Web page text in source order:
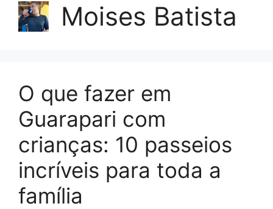
Moises Batista
O que fazer em
Guarapari com
crianças: 10 passeios
incríveis para toda a
família